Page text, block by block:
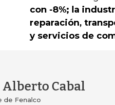
con -8%; la
reparación,
y servicios de
Alberto Cabal
de Fenalco